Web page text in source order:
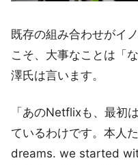
既存の組み合わせがイ
こそ、大事なことは「
澤氏は言います。
「あのNetflixも、最初
ているわけです。本人
dreams. we started